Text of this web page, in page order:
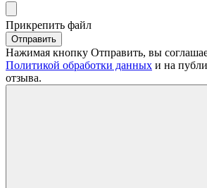
Прикрепить файл
Отправить
Нажимая кнопку Отправить, вы
Политикой обработки данных и на
отзыва.